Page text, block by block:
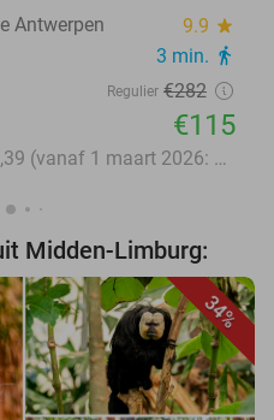
Antwerpen
9.9 star
3 min. directions_walk
Regulier €282
€115
Toeristenbelasting: €3,39 (vanaf 1 maart 2026: €3,58)
Midden-Limburg:
34%